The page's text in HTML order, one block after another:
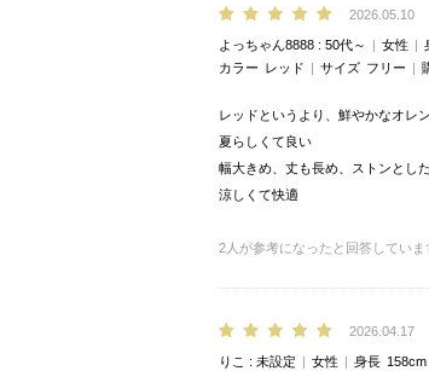
2026.05.10
よっちゃん8888 50代～ 女性
カラー レッド サイズ フリー
レッドというより、鮮やかなオレ
夏らしくて良い
幅大きめ、丈も長め、ストンとし
涼しくて快適
2 人が参考になったと回答していま
2026.04.17
りこ 未設定 女性 身長 158cm